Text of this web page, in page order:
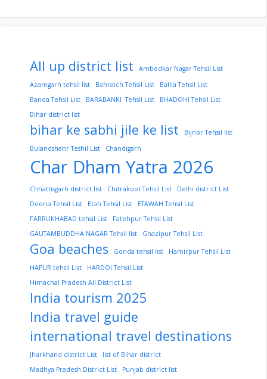
All up district list
Ambedkar Nagar Tehsil List
Azamgarh tehsil list
Bahraich Tehsil List
Ballia Tehsil List
Banda Tehsil List
BARABANKI Tehsil List
BHADOHI Tehsil List
Bihar district list
bihar ke sabhi jile ke list
Bijnor Tehsil list
Bulandshahr Teshil List
Chandigarh
Char Dham Yatra 2026
Chhattisgarh district list Chitrakoot Tehsil List
Delhi district List
Deoria Tehsil List
Etah Tehsil List
ETAWAH Tehsil List
FARRUKHABAD tehsil List
Fatehpur Tehsil List
GAUTAMBUDDHA NAGAR Tehsil list
Ghazipur Tehsil List
Goa beaches Gonda tehsil list
Hamirpur Tehsil List
HAPUR tehsil List
HARDOI Tehsil List
Himachal Pradesh All District List
India tourism 2025
India travel guide
international travel destinations
Jharkhand district List
list of Bihar district
Madhya Pradesh District List
Punjab district list